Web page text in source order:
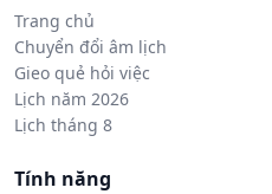
Trang chủ
Chuyển đổi âm lịch
Gieo quẻ hỏi việc
Lịch năm 2026
Lịch tháng 8
Tính năng